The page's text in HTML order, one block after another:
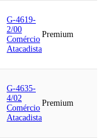
G-4619-
2/00
Comércio
Atacadista
Premium
G-4635-
4/02
Comércio
Atacadista
Premium